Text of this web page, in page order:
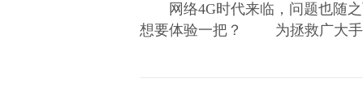
网络4G时代来临，问题也随之
想要体验一把？ 为拯救广大手